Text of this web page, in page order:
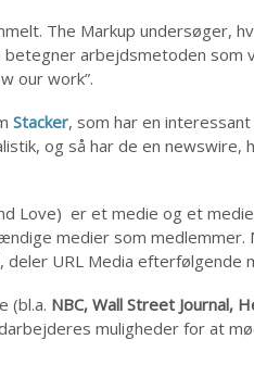
The Markup undersøger,
arbejdsmetoden som
our work”.
Stacker, som har en interessant
og så har de en
Love) er et medie og et
medier som
URL Media efterfølgende
(bl.a. NBC, Wall Street Journal,
muligheder for at